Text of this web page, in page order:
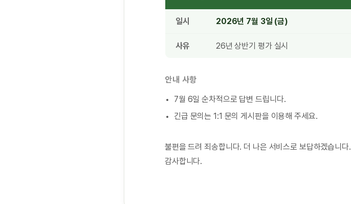
일시 2026년 7월 3일 (금)
사유 26년 상반기 평가 실시
안내 사항
7월 6일 순차적으로 답변 드립니다.
긴급 문의는 1:1 문의 게시판을 이용해 주세요.
불편을 드려 죄송합니다. 더 나은 서비스로 보답하겠습니다.
감사합니다.